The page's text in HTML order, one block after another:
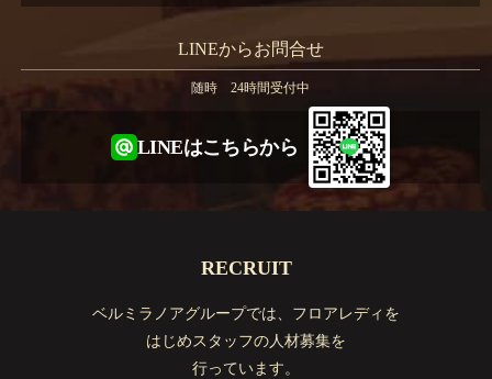
LINEからお問合せ
随時 24時間受付中
LINEはこちらから
RECRUIT
ベルミラノアグループでは、フロアレディを
はじめスタッフの人材募集を
行っています。